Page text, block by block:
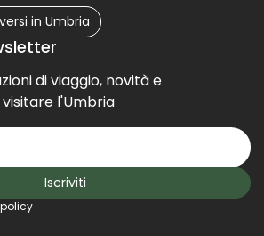
in Umbria
di viaggio, novità e
l'Umbria
Iscriviti